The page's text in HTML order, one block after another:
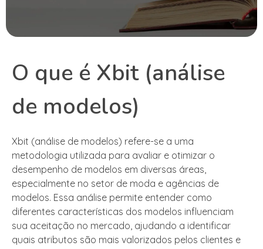
O que é Xbit (análise
de modelos)
Xbit (análise de modelos) refere-se a uma
metodologia utilizada para avaliar e otimizar o
desempenho de modelos em diversas áreas,
especialmente no setor de moda e agências de
modelos. Essa análise permite entender como
diferentes características dos modelos influenciam
sua aceitação no mercado, ajudando a identificar
quais atributos são mais valorizados pelos clientes e